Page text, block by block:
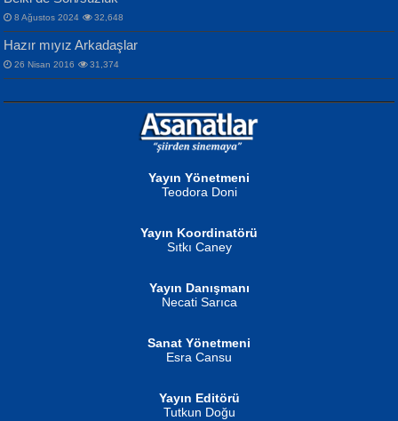
NURAN KÖSE BAYDAR
Ben Deniz Değilim ki...
8 Ağustos 2024 32,648
Hazır mıyız Arkadaşlar
26 Nisan 2016 31,374
Yayın Yönetmeni
Teodora Doni
Yayın Koordinatörü
Sıtkı Caney
Yayın Danışmanı
Necati Sarıca
Sanat Yönetmeni
Esra Cansu
Yayın Editörü
Tutkun Doğu